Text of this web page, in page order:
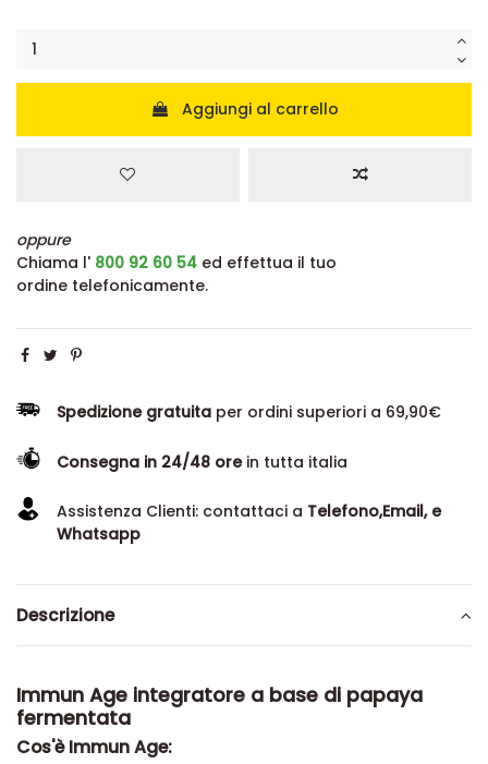
Aggiungi al carrello
oppure
Chiama l' 800 92 60 54 ed effettua il tuo
ordine telefonicamente.
Spedizione gratuita per ordini superiori a 69,90€
Consegna in 24/48 orein tutta italia
Assistenza Clienti: contattaci a Telefono,Email, e
Whatsapp
Descrizione
Immun Age integratore a base di papaya
fermentata
Cos'è Immun Age: